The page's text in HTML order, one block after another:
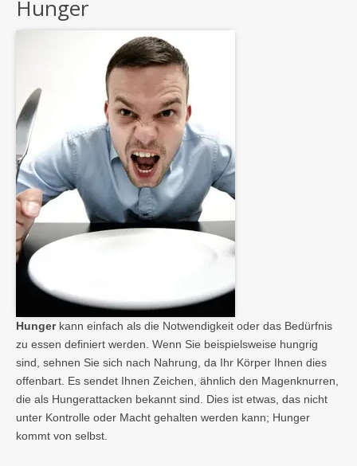
Hunger
Hungerkann einfach als die Notwendigkeit oder das Bedürfnis
zu essen definiert werden. Wenn Sie beispielsweise hungrig
sind, sehnen Sie sich nach Nahrung, da Ihr Körper Ihnen dies
offenbart. Es sendet Ihnen Zeichen, ähnlich den Magenknurren,
die als Hungerattacken bekannt sind. Dies ist etwas, das nicht
unter Kontrolle oder Macht gehalten werden kann; Hunger
kommt von selbst.